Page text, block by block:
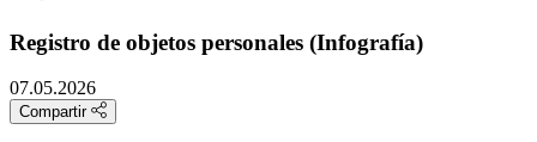
Registro de objetos personales (Infografía)
07.05.2026
Compartir